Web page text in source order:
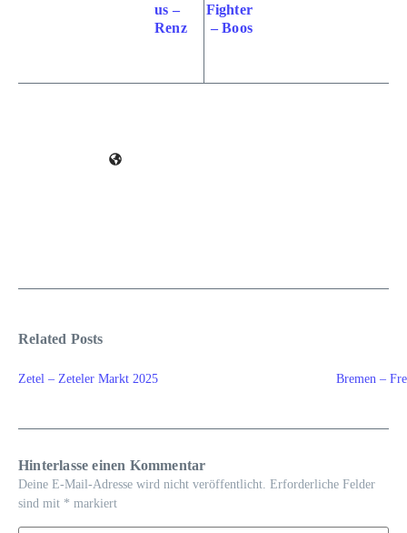
us –
Renz
Fighter
– Boos
Related Posts
Zetel – Zeteler Markt 2025 Bremen –
Hinterlasse einen Kommentar
Deine E-Mail-Adresse wird nicht veröffentlicht. Erforderliche Felder
sind mit * markiert